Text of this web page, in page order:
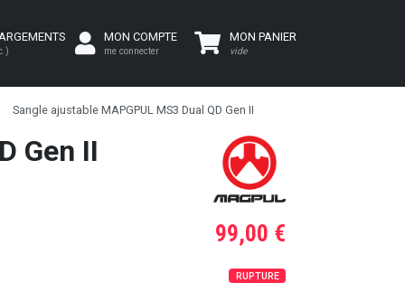
MON COMPTE
me connecter
MON PANIER
vide
Sangle ajustable MAPGPUL MS3 Dual QD Gen II
Gen II
99,00 €
RUPTURE